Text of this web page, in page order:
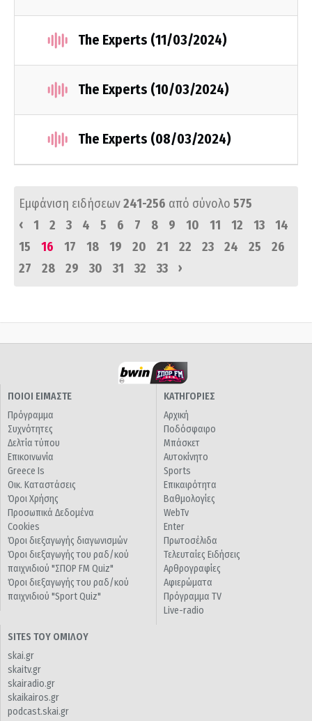
The Experts (11/03/2024)
The Experts (10/03/2024)
The Experts (08/03/2024)
Εμφάνιση ειδήσεων241-256 από σύνολο 575
‹
1 2 3 4 5 6 7 8 9 10 11 12 13
14
15
16 17 18 19 20 21 22 23 24 25
26
27
28 29 30 31 32 33 ›
ΠΟΙΟΙ ΕΙΜΑΣΤΕ
Πρόγραμμα
Συχνότητες
Δελτία τύπου
Επικοινωνία
Greece Is
Οικ. Καταστάσεις
Όροι Χρήσης
Προσωπικά Δεδομένα
Cookies
Όροι διεξαγωγής διαγωνισμών
Όροι διεξαγωγής του ραδ/κού
παιχνιδιού "ΣΠΟΡ FM Quiz"
Όροι διεξαγωγής του ραδ/κού
παιχνιδιού "Sport Quiz"
ΚΑΤΗΓΟΡΙΕΣ
Αρχική
Ποδόσφαιρο
Μπάσκετ
Αυτοκίνητο
Sports
Επικαιρότητα
Βαθμολογίες
WebTv
Enter
Πρωτοσέλιδα
Τελευταίες Ειδήσεις
Αρθρογραφίες
Αφιερώματα
Πρόγραμμα TV
Live-radio
SITES ΤΟΥ ΟΜΙΛΟΥ
skai.gr
skaitv.gr
skairadio.gr
skaikairos.gr
podcast.skai.gr